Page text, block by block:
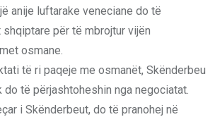
anije luftarake veneciane do të
për të mbrojtur vijën
osmane.
të ri paqeje me osmanët, Skënderbeu
do të përjashtoheshin nga negociatat.
i Skënderbeut, do të pranohej në